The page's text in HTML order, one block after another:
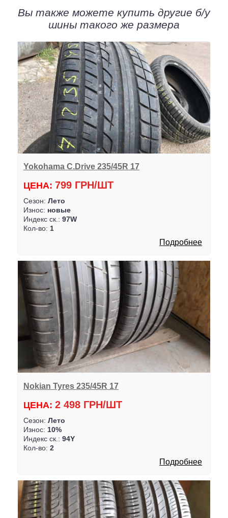
Вы также можете купить другие б/у
шины такого же размера
Yokohama C.Drive 235/45R 17
ЦЕНА: 799 ГРН/ШТ
Сезон: Лето
Износ: новые
Индекс ск.: 97W
Кол-во: 1
Подробнее
Nokian Tyres 235/45R 17
ЦЕНА: 2 498 ГРН/ШТ
Сезон: Лето
Износ: 10%
Индекс ск.: 94Y
Кол-во: 2
Подробнее